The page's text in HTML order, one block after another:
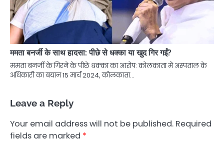
ममता बनर्जी के साथ हादसा: पीछे से धक्का या खुद गिर गईं?
ममता बनर्जी के गिरने के पीछे धक्का का आरोप: कोलकाता में अस्पताल के
अधिकारी का बयान 15 मार्च 2024, कोलकाता…
Leave a Reply
Your email address will not be published. Required
fields are marked *